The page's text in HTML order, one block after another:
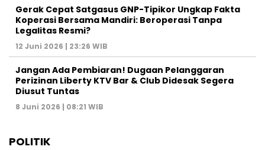
Gerak Cepat Satgasus GNP-Tipikor Ungkap Fakta
Koperasi Bersama Mandiri: Beroperasi Tanpa
Legalitas Resmi?
12 Juni 2026 | 23:26 WIB
Jangan Ada Pembiaran! Dugaan Pelanggaran
Perizinan Liberty KTV Bar & Club Didesak Segera
Diusut Tuntas
8 Juni 2026 | 08:21 WIB
POLITIK